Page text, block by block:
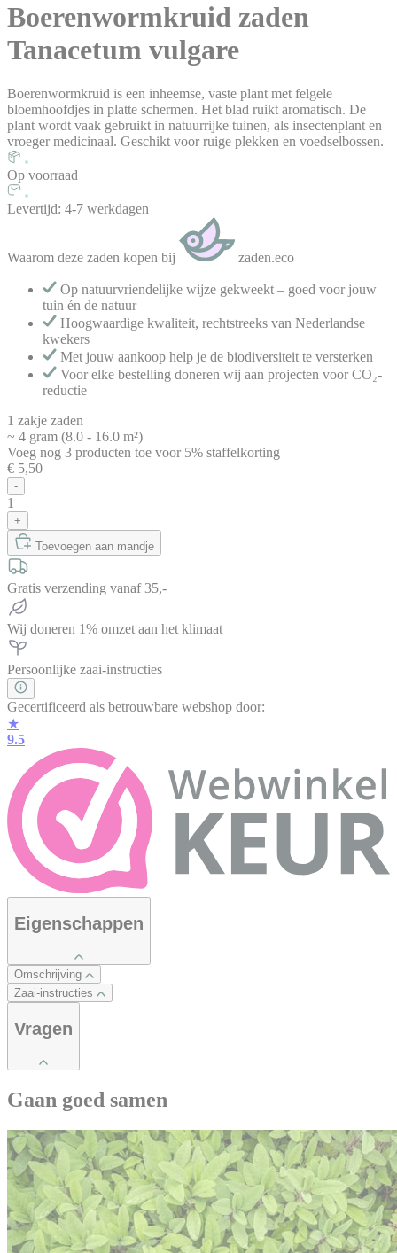
Boerenwormkruid zaden
Tanacetum vulgare
Boerenwormkruid is een inheemse, vaste plant met felgele
bloemhoofdjes in platte schermen. Het blad ruikt aromatisch. De
plant wordt vaak gebruikt in natuurrijke tuinen, als insectenplant en
vroeger medicinaal. Geschikt voor ruige plekken en voedselbossen.
Op voorraad
Levertijd: 4-7 werkdagen
Waarom deze zaden kopen bij zaden.eco
Op natuurvriendelijke wijze gekweekt – goed voor jouw
tuin én de natuur
Hoogwaardige kwaliteit, rechtstreeks van Nederlandse
kwekers
Met jouw aankoop help je de biodiversiteit te versterken
Voor elke bestelling doneren wij aan projecten voor CO₂-
reductie
1 zakje zaden
~ 4 gram (8.0 - 16.0 m²)
Voeg nog 3 producten toe voor 5% staffelkorting
€ 5,50
-
1
+
Toevoegen aan mandje
Gratis verzending vanaf 35,-
Wij doneren 1% omzet aan het klimaat
Persoonlijke zaai-instructies
Gecertificeerd als betrouwbare webshop door:
★
9.5
Eigenschappen
Omschrijving
Zaai-instructies
Vragen
Gaan goed samen